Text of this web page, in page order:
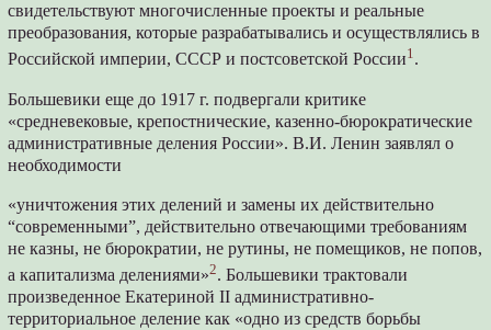
свидетельствуют многочисленные проекты и реальные
преобразования, которые разрабатывались и осуществлялись в
Российской империи, СССР и постсоветской России1.
Большевики еще до 1917 г. подвергали критике
«средневековые, крепостнические, казенно-бюрократические
административные деления России». В.И. Ленин заявлял о
необходимости
«уничтожения этих делений и замены их действительно
“современными”, действительно отвечающими требованиям
не казны, не бюрократии, не рутины, не помещиков, не попов,
а капитализма делениями»2. Большевики трактовали
произведенное Екатериной II административно-
территориальное деление как «одно из средств борьбы